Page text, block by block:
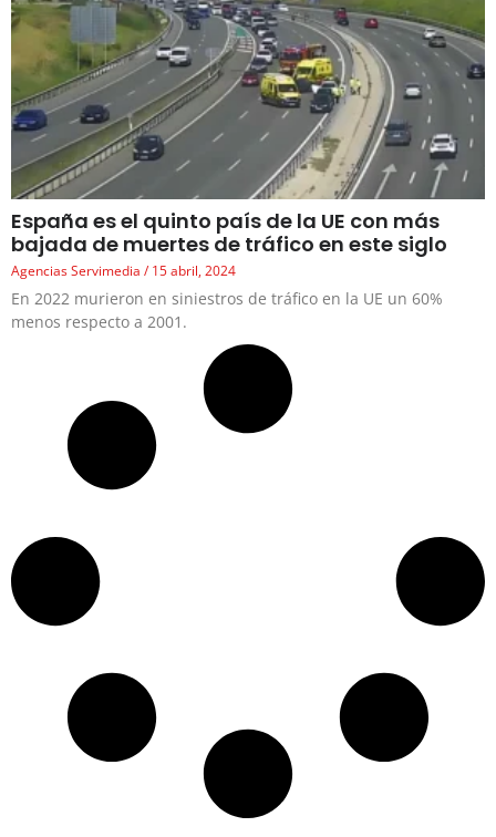
España es el quinto país de la UE con más
bajada de muertes de tráfico en este siglo
Agencias Servimedia 15 abril, 2024
En 2022 murieron en siniestros de tráfico en la UE un 60%
menos respecto a 2001.